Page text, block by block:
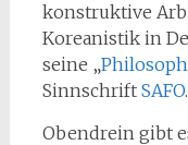
konstruktive
Koreanistik in
seine „
Sinnschrift SAFO.
Obendrein gibt